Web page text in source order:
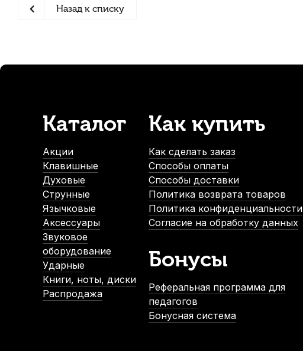
Назад к списку
Каталог
Акции
Клавишные
Духовые
Струнные
Язычковые
Аксессуары
Звуковое
оборудование
Ударные
Книги, ноты, диски
Распродажа
Как купить
Как сделать заказ
Способы оплаты
Способы доставки
Политика возврата товаров
Политика конфиденциальности
Согласие на обработку данных
Бонусы
Реферальная программа для
педагогов
Бонусная система